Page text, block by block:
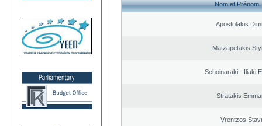
Nom et Prénom
Apostolakis
Matzapetakis
Schoinaraki - Iliaki
Stratakis
Vrentzos